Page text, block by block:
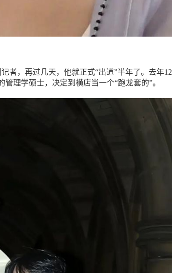
者，再过几天，他就正式“出道”半年了。去年
理学硕士，决定到横店当一个“跑龙套的”。